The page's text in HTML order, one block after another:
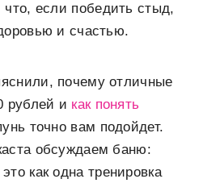
если победить стыд,
и счастью.
почему отличные
рублей и как понять
точно вам подойдет.
обсуждаем баню:
как одна тренировка